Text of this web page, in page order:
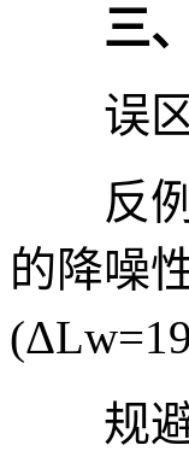
三、
误区
反例
的降噪
规避